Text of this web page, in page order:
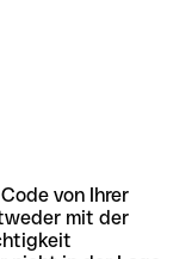
von Ihrer
mit der